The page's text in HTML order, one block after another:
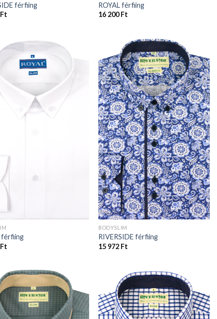
férfiing
Ft
ROYAL férfiing
16 200Ft
férfiing
Ft
BODYSLIM
RIVERSIDE férfiing
15 972 Ft